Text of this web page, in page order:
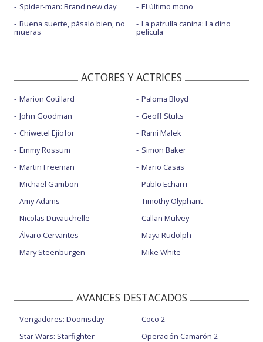
Spider-man: Brand new day
Buena suerte, pásalo bien, no
mueras
El último mono
La patrulla canina: La dino
película
ACTORES Y ACTRICES
Marion Cotillard
John Goodman
Chiwetel Ejiofor
Emmy Rossum
Martin Freeman
Michael Gambon
Amy Adams
Nicolas Duvauchelle
Álvaro Cervantes
Mary Steenburgen
Paloma Bloyd
Geoff Stults
Rami Malek
Simon Baker
Mario Casas
Pablo Echarri
Timothy Olyphant
Callan Mulvey
Maya Rudolph
Mike White
AVANCES DESTACADOS
Vengadores: Doomsday
Star Wars: Starfighter
Coco 2
Operación Camarón 2